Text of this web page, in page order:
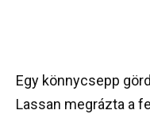
Egy könnycsepp
Lassan megrázta a